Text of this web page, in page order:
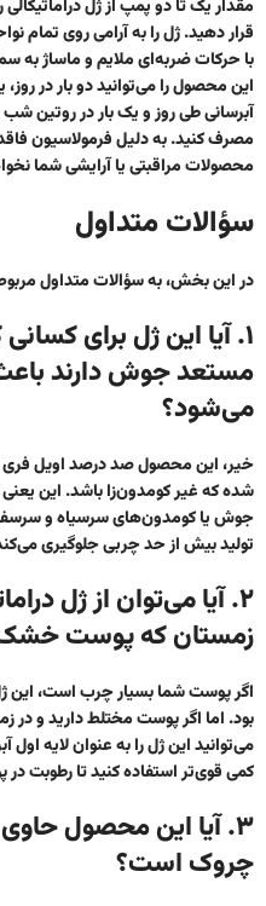
مقدار یک تا دو پمپ از ژل
قرار دهید. ژل را به آرامی روی
با حرکات ضربه‌ای ملایم و ماساژ به
این محصول را می‌توانید دو بار در
آبرسانی طی روز و یک بار در روتین
مصرف کنید. به دلیل فرمولاسیون
محصولات مراقبتی یا آرایشی شما
سؤالات متداول
در این بخش، به سؤالات متداول
۱. آیا این ژل برای
مستعد جوش دارند
می‌شود؟
خیر، این محصول صد درصد اویل فری
شده که غیر کومدون‌زا باشد. این
جوش یا کومدون‌های سرسیاه و
تولید بیش از حد چربی جلوگیری
۲. آیا می‌توان از ژل
زمستان که پوست
اگر پوست شما بسیار چرب است، این
بود. اما اگر پوست مختلط دارید و
می‌توانید این ژل را به عنوان لایه
کمی قوی‌تر استفاده کنید تا رطوبت
۳. آیا این محصول
چروک است؟